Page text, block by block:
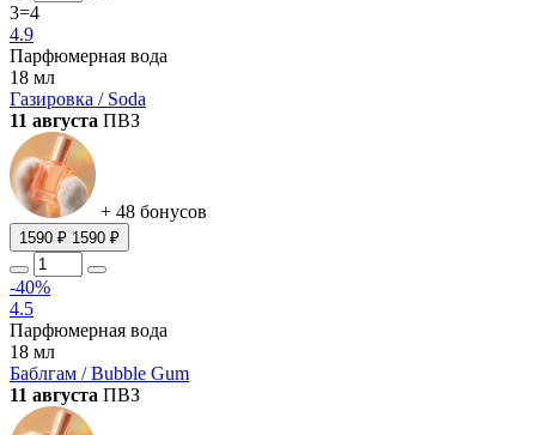
3=4
4.9
Парфюмерная вода
18 мл
Газировка / Soda
11 августа ПВЗ
+ 48 бонусов
1590 ₽ 1590 ₽
-40%
4.5
Парфюмерная вода
18 мл
Баблгам / Bubble Gum
11 августа ПВЗ